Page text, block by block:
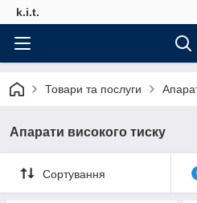
k.i.t.
Товари та послуги
Апарати високого тиску
Сортування